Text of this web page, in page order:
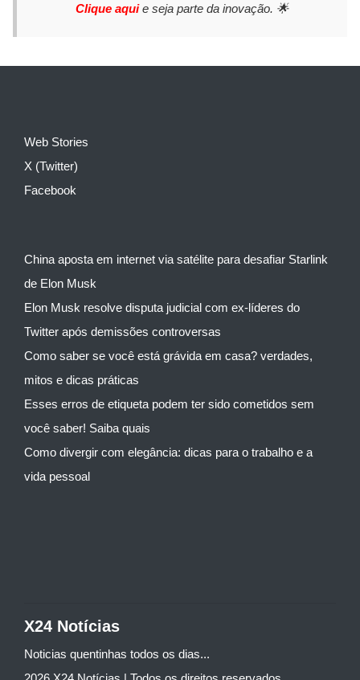
Clique aquie seja parte da inovação. 🌟
Web Stories
X (Twitter)
Facebook
China aposta em internet via satélite para desafiar Starlink
de Elon Musk
Elon Musk resolve disputa judicial com ex-líderes do
Twitter após demissões controversas
Como saber se você está grávida em casa? verdades,
mitos e dicas práticas
Esses erros de etiqueta podem ter sido cometidos sem
você saber! Saiba quais
Como divergir com elegância: dicas para o trabalho e a
vida pessoal
X24 Notícias
Noticias quentinhas todos os dias...